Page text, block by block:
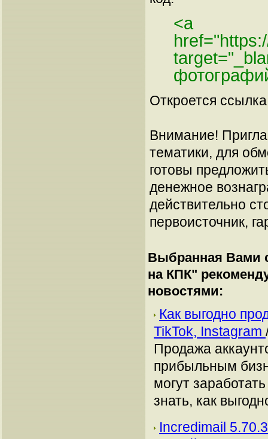
<a
Откроется
Внимание!
тематики, для
готовы
денежное
действительно
первоисточник,
Выбранная Вами
на КПК"
новостями:
Как выгодно
TikTok, Instagram
Продажа
прибыльным
могут
знать, как
Incredimail